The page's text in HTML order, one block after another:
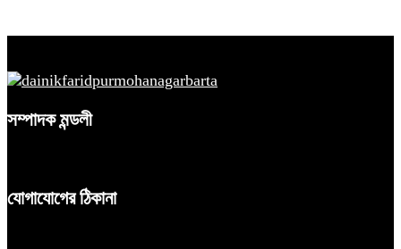
সম্পাদক মন্ডলী
যোগাযোগের ঠিকানা